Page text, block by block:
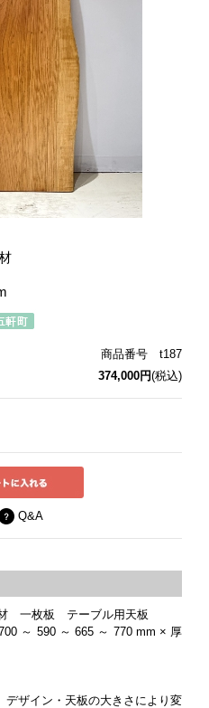
商品番号 t187
374,000円(税込)
Q&A
一枚板 テーブル用天板
～ 590 ～ 665 ～ 770 mm × 厚
ザイン・天板の大きさにより変